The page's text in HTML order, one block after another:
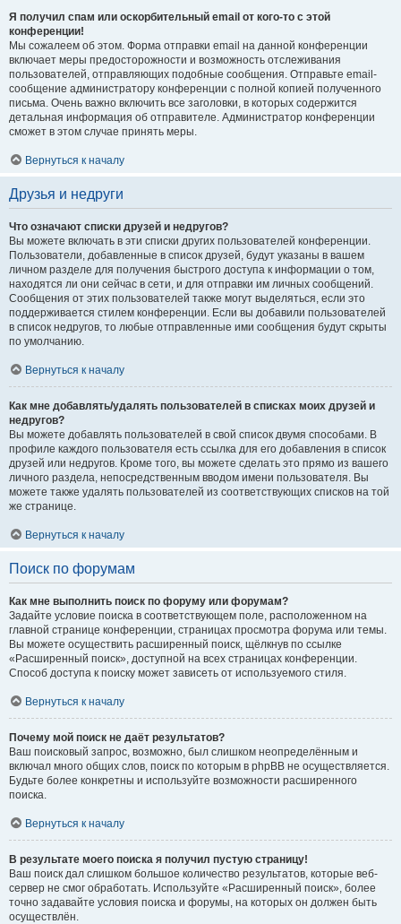
Я получил спам или оскорбительный email от кого-то с этой
конференции!
Мы сожалеем об этом. Форма отправки email на данной конференции
включает меры предосторожности и возможность отслеживания
пользователей, отправляющих подобные сообщения. Отправьте email-
сообщение администратору конференции с полной копией полученного
письма. Очень важно включить все заголовки, в которых содержится
детальная информация об отправителе. Администратор конференции
сможет в этом случае принять меры.
Вернуться к началу
Друзья и недруги
Что означают списки друзей и недругов?
Вы можете включать в эти списки других пользователей конференции.
Пользователи, добавленные в список друзей, будут указаны в вашем
личном разделе для получения быстрого доступа к информации о том,
находятся ли они сейчас в сети, и для отправки им личных сообщений.
Сообщения от этих пользователей также могут выделяться, если это
поддерживается стилем конференции. Если вы добавили пользователей
в список недругов, то любые отправленные ими сообщения будут скрыты
по умолчанию.
Вернуться к началу
Как мне добавлять/удалять пользователей в списках моих друзей и
недругов?
Вы можете добавлять пользователей в свой список двумя способами. В
профиле каждого пользователя есть ссылка для его добавления в список
друзей или недругов. Кроме того, вы можете сделать это прямо из вашего
личного раздела, непосредственным вводом имени пользователя. Вы
можете также удалять пользователей из соответствующих списков на той
же странице.
Вернуться к началу
Поиск по форумам
Как мне выполнить поиск по форуму или форумам?
Задайте условие поиска в соответствующем поле, расположенном на
главной странице конференции, страницах просмотра форума или темы.
Вы можете осуществить расширенный поиск, щёлкнув по ссылке
«Расширенный поиск», доступной на всех страницах конференции.
Способ доступа к поиску может зависеть от используемого стиля.
Вернуться к началу
Почему мой поиск не даёт результатов?
Ваш поисковый запрос, возможно, был слишком неопределённым и
включал много общих слов, поиск по которым в phpBB не осуществляется.
Будьте более конкретны и используйте возможности расширенного
поиска.
Вернуться к началу
В результате моего поиска я получил пустую страницу!
Ваш поиск дал слишком большое количество результатов, которые веб-
сервер не смог обработать. Используйте «Расширенный поиск», более
точно задавайте условия поиска и форумы, на которых он должен быть
осуществлён.